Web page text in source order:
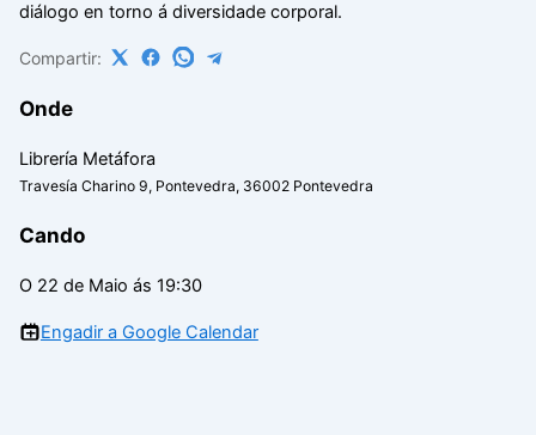
diálogo en torno á diversidade corporal.
Compartir:
Onde
Librería Metáfora
Travesía Charino 9, Pontevedra, 36002 Pontevedra
Cando
O 22 de Maio ás 19:30
Engadir a Google Calendar